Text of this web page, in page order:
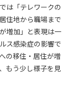
は「テレワークの
住地から職場まで
増加」と表現は一
ス感染症の影響で
の移住・居住が増
もう少し様子を見
更されることが
示した時点で直
手続きを完了